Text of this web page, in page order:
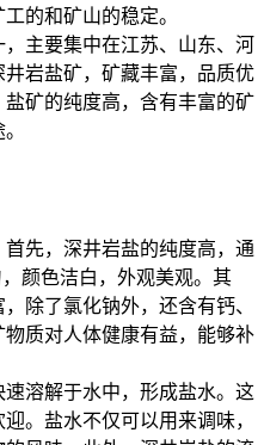
的和矿山的稳定。
主要集中在江苏、山东、河
岩盐矿，矿藏丰富，品质优
矿的纯度高，含有丰富的矿
先，深井岩盐的纯度高，通
颜色洁白，外观美观。其
除了氯化钠外，还含有钙、
质对人体健康有益，能够补
溶解于水中，形成盐水。这
。盐水不仅可以用来调味，